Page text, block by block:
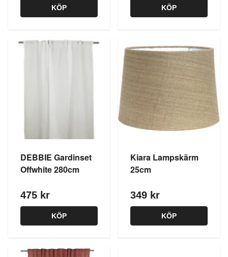
KÖP KÖP
DEBBIE Gardinset
Offwhite 280cm
475 kr
KÖP
Kiara Lampskärm
25cm
349 kr
KÖP